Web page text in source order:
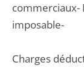
commerciaux-
imposable-
Charges